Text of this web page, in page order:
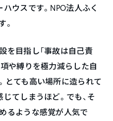
ウスです。NPO法人ふく
。
を目指し「事故は自己責
や縛りを極力減らした自
とても高い場所に造られて
てしまうほど。でも、そ
るような感覚が人気で